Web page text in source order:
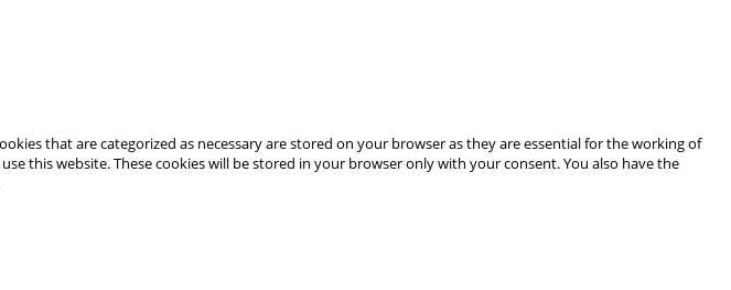
that are categorized as necessary are stored on your browser as they are essential for the working of
this website. These cookies will be stored in your browser only with your consent. You also have the